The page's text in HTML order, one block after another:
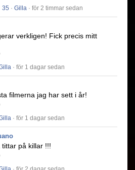
35 · Gilla · för 2 timmar sedan
verkligen! Fick precis mitt
· för 1 dagar sedan
filmerna jag har sett i år!
· för 1 dagar sedan
på killar !!!